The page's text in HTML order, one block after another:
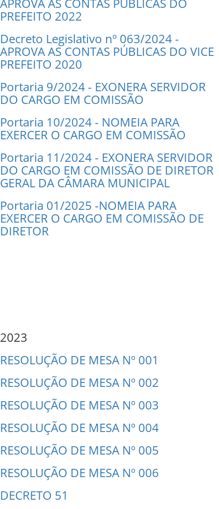
PREFEITO 2022
Decreto Legislativo nº 063/2024 -
APROVA AS CONTAS PÚBLICAS DO VICE
PREFEITO 2020
Portaria 9/2024 - EXONERA SERVIDOR
DO CARGO EM COMISSÃO
Portaria 10/2024 - NOMEIA PARA
EXERCER O CARGO EM COMISSÃO
Portaria 11/2024 - EXONERA SERVIDOR
DO CARGO EM COMISSÃO DE DIRETOR
GERAL DA CÂMARA MUNICIPAL
Portaria 01/2025 -NOMEIA PARA
EXERCER O CARGO EM COMISSÃO DE
DIRETOR
2023
RESOLUÇÃO DE MESA Nº 001
RESOLUÇÃO DE MESA Nº 002
RESOLUÇÃO DE MESA Nº 003
RESOLUÇÃO DE MESA Nº 004
RESOLUÇÃO DE MESA Nº 005
RESOLUÇÃO DE MESA Nº 006
DECRETO 51